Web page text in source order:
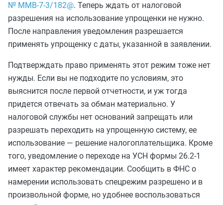
№ ММВ-7-3/182@. Теперь ждать от налоговой
разрешения на использование упрощенки не нужно.
После направления уведомления разрешается
применять упрощенку с даты, указанной в заявлении.
Подтверждать право применять этот режим тоже нет
нужды. Если вы не подходите по условиям, это
выяснится после первой отчетности, и уж тогда
придется отвечать за обман материально. У
налоговой службы нет оснований запрещать или
разрешать переходить на упрощенную систему, ее
использование — решение налогоплательщика. Кроме
того, уведомление о переходе на УСН формы 26.2-1
имеет характер рекомендации. Сообщить в ФНС о
намерении использовать спецрежим разрешено и в
произвольной форме, но удобнее воспользоваться